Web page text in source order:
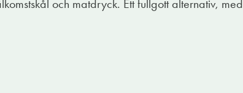
och matdryck. Ett fullgott alternativ, med